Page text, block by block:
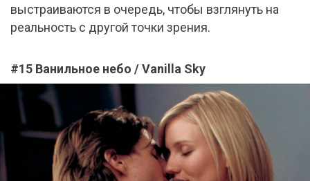
выстраиваются в очередь, чтобы взглянуть на
реальность с другой точки зрения.
#15 Ванильное небо / Vanilla Sky